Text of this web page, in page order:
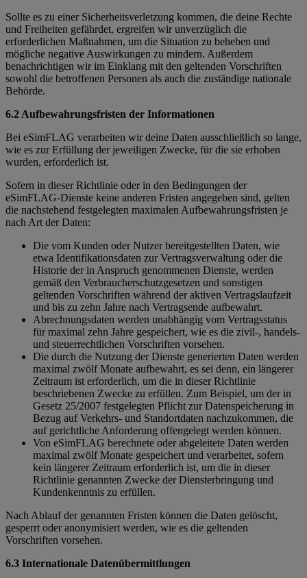
Sollte es zu einer Sicherheitsverletzung kommen, die deine Rechte
und Freiheiten gefährdet, ergreifen wir unverzüglich die
erforderlichen Maßnahmen, um die Situation zu beheben und
mögliche negative Auswirkungen zu mindern. Außerdem
benachrichtigen wir im Einklang mit den geltenden Vorschriften
sowohl die betroffenen Personen als auch die zuständige nationale
Behörde.
6.2 Aufbewahrungsfristen der Informationen
Bei eSimFLAG verarbeiten wir deine Daten ausschließlich so lange,
wie es zur Erfüllung der jeweiligen Zwecke, für die sie erhoben
wurden, erforderlich ist.
Sofern in dieser Richtlinie oder in den Bedingungen der
eSimFLAG-Dienste keine anderen Fristen angegeben sind, gelten
die nachstehend festgelegten maximalen Aufbewahrungsfristen je
nach Art der Daten:
Die vom Kunden oder Nutzer bereitgestellten Daten, wie
etwa Identifikationsdaten zur Vertragsverwaltung oder die
Historie der in Anspruch genommenen Dienste, werden
gemäß den Verbraucherschutzgesetzen und sonstigen
geltenden Vorschriften während der aktiven Vertragslaufzeit
und bis zu zehn Jahre nach Vertragsende aufbewahrt.
Abrechnungsdaten werden unabhängig vom Vertragsstatus
für maximal zehn Jahre gespeichert, wie es die zivil-, handels-
und steuerrechtlichen Vorschriften vorsehen.
Die durch die Nutzung der Dienste generierten Daten werden
maximal zwölf Monate aufbewahrt, es sei denn, ein längerer
Zeitraum ist erforderlich, um die in dieser Richtlinie
beschriebenen Zwecke zu erfüllen. Zum Beispiel, um der in
Gesetz 25/2007 festgelegten Pflicht zur Datenspeicherung in
Bezug auf Verkehrs- und Standortdaten nachzukommen, die
auf gerichtliche Anforderung offengelegt werden können.
Von eSimFLAG berechnete oder abgeleitete Daten werden
maximal zwölf Monate gespeichert und verarbeitet, sofern
kein längerer Zeitraum erforderlich ist, um die in dieser
Richtlinie genannten Zwecke der Diensterbringung und
Kundenkenntnis zu erfüllen.
Nach Ablauf der genannten Fristen können die Daten gelöscht,
gesperrt oder anonymisiert werden, wie es die geltenden
Vorschriften vorsehen.
6.3 Internationale Datenübermittlungen